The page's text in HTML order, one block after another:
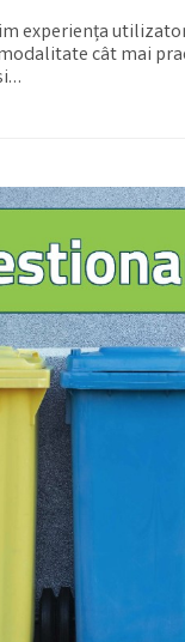
experiența
cât mai